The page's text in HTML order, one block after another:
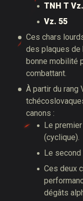
TNH T
Vz. 55
Ces chars
des plaques de
bonne mobilité
combattant.
À partir du rang
canons :
Le
(cyclique).
Le second
Ces deux
dégâts